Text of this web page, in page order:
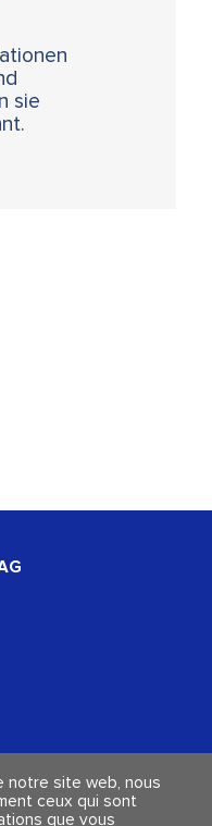
sie
de confidentialité
notre site web, nous
ceux qui sont
que vous